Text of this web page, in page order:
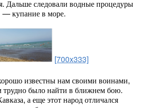
Дальше следовали водные процедуры
— купание в море.
[700x333]
известны нам своими воинами,
трудно было найти в ближнем бою.
а еще этот народ отличался